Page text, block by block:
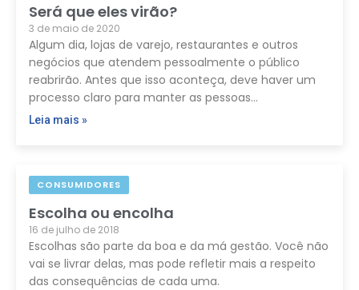
Será que eles virão?
3 de maio de 2020
Algum dia, lojas de varejo, restaurantes e outros
negócios que atendem pessoalmente o público
reabrirão. Antes que isso aconteça, deve haver um
processo claro para manter as pessoas…
Leia mais »
CONSUMIDORES
Escolha ou encolha
16 de julho de 2018
Escolhas são parte da boa e da má gestão. Você não
vai se livrar delas, mas pode refletir mais a respeito
das consequências de cada uma.